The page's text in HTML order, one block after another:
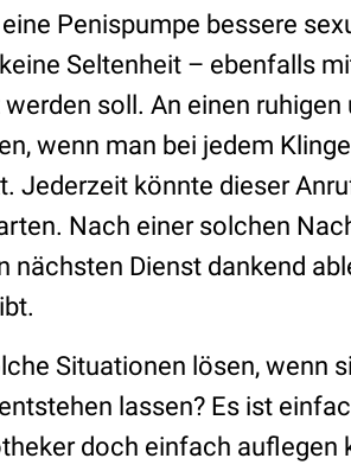
Penispumpe bessere
Seltenheit – ebenfalls
soll. An einen
wenn man bei jedem
Jederzeit könnte dieser
Nach einer solchen
nächsten Dienst dankend
Situationen lösen, wenn
lassen? Es ist
doch einfach auflegen